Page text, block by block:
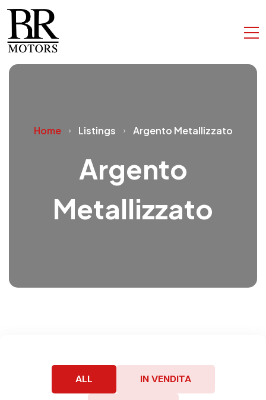
Home Listings Argento Metallizzato
Argento
Metallizzato
ALL IN VENDITA